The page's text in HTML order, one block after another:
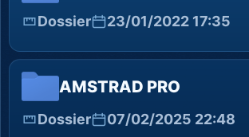
Dossier 23/01/2022 17:35
AMSTRAD PRO
Dossier 07/02/2025 22:48